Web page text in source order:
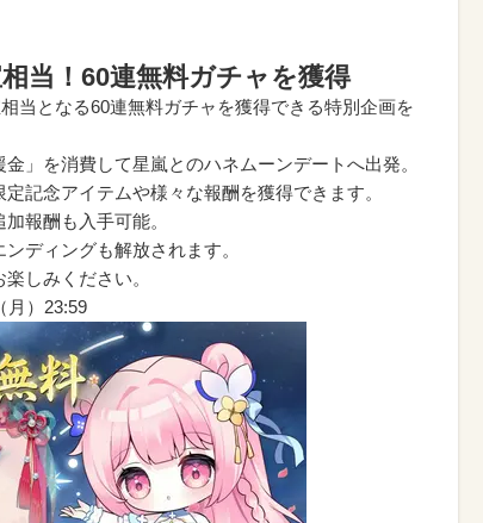
当！60連無料ガチャを獲得
当となる60連無料ガチャを獲得できる特別企画を
」を消費して星嵐とのハネムーンデートへ出発。
記念アイテムや様々な報酬を獲得できます。
報酬も入手可能。
ディングも解放されます。
しみください。
月）23:59